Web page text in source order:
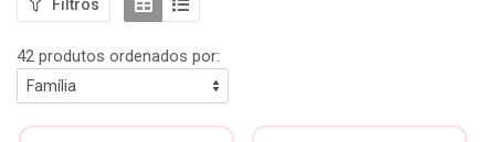
Filtros
42 produtos ordenados por: